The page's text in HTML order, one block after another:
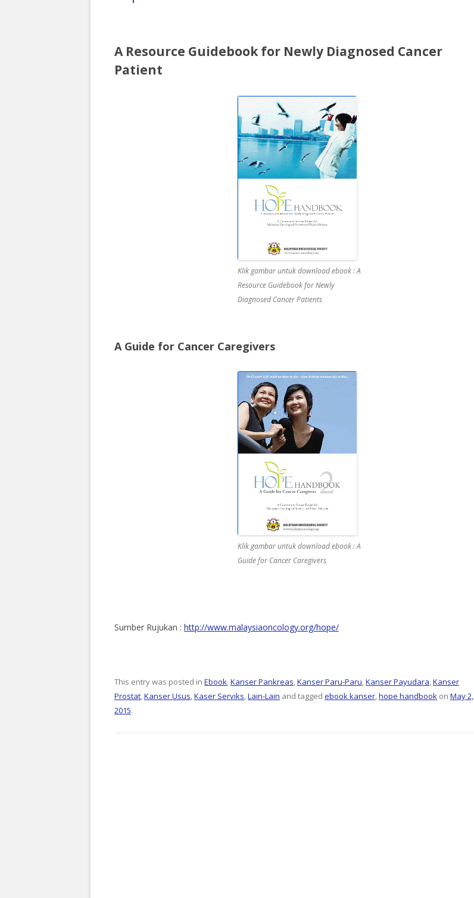
A Resource Guidebook for Newly Diagnosed Cancer
Patient
Klik gambar untuk download ebook : A
Resource Guidebook for Newly
Diagnosed Cancer Patients
A Guide for Cancer Caregivers
Klik gambar untuk download ebook : A
Guide for Cancer Caregivers
Sumber Rujukan : http://www.malaysiaoncology.org/hope/
This entry was posted in Ebook,Kanser Pankreas,Kanser Paru-Paru,Kanser Payudara,Kanser
Prostat,Kanser Usus,Kaser Serviks,Lain-Lain and tagged ebook kanser,hope handbook on May 2,
2015.